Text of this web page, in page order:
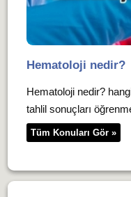
Hematoloji nedir?
Hematoloji nedir?
tahlil sonuçları
Tüm Konuları Gör »